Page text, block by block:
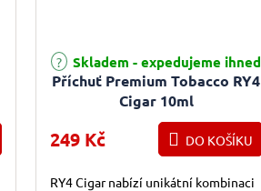
Příchuť Premium Tobacco RY4
Cigar 10ml
Skladem - expedujeme ihned
249 Kč DO KOŠÍKU
RY4 Cigar nabízí unikátní kombinaci